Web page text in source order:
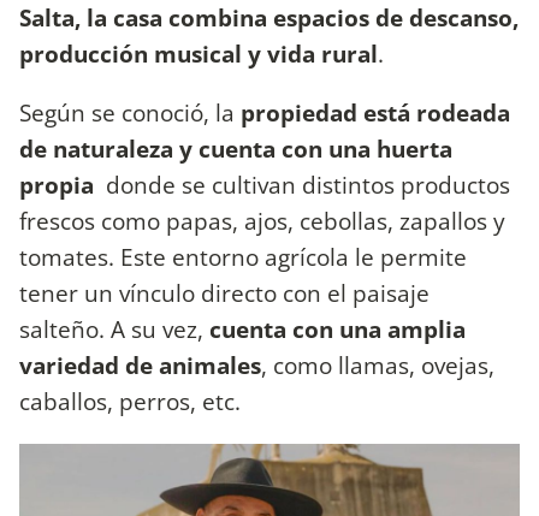
Salta, la casa combina espacios de descanso,
producción musical y vida rural.
Según se conoció, la propiedad está rodeada
de naturaleza y cuenta con una huerta
propia donde se cultivan distintos productos
frescos como papas, ajos, cebollas, zapallos y
tomates. Este entorno agrícola le permite
tener un vínculo directo con el paisaje
salteño. A su vez, cuenta con una amplia
variedad de animales, como llamas, ovejas,
caballos, perros, etc.